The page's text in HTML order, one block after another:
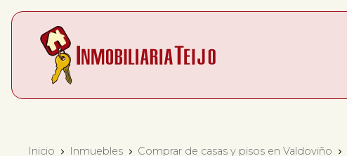
Inicio Inmuebles Comprar de casas y pisos en Valdoviño